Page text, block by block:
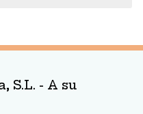
S.L. - A su